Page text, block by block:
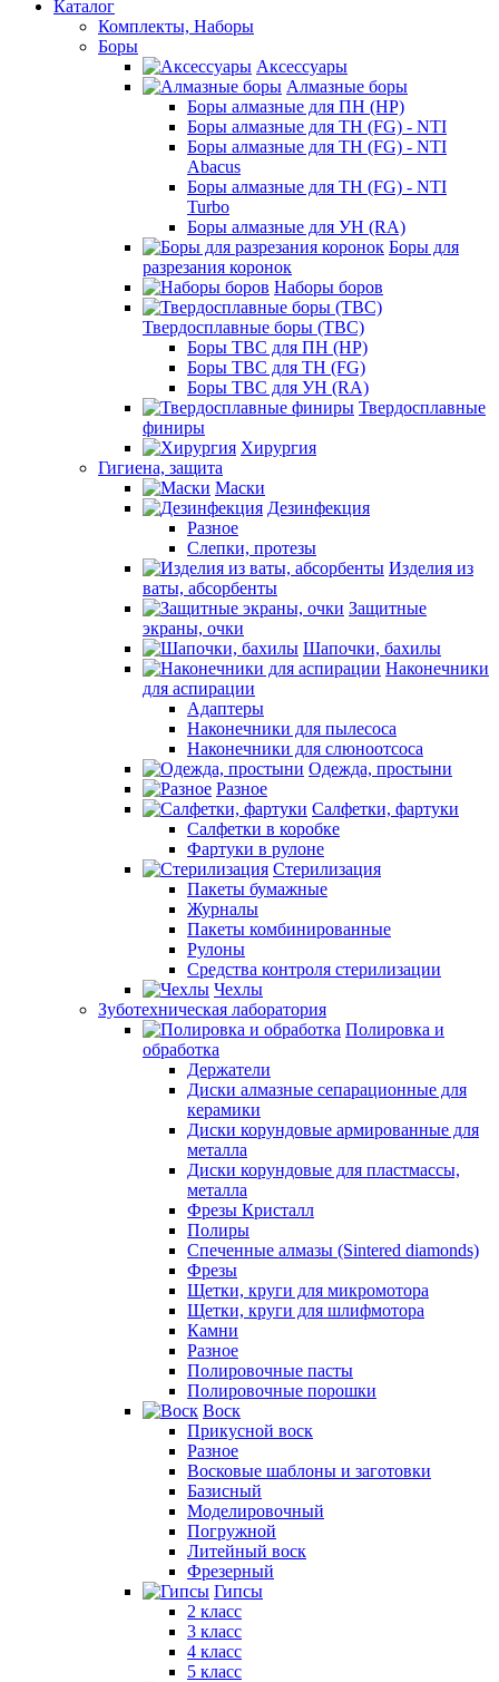
Каталог
Комплекты, Наборы
Боры
Аксессуары
Алмазные боры
Боры алмазные для ПН (HP)
Боры алмазные для ТН (FG) - NTI
Боры алмазные для ТН (FG) - NTI
Abacus
Боры алмазные для ТН (FG) - NTI
Turbo
Боры алмазные для УН (RA)
Боры для
разрезания коронок
Наборы боров
Твердосплавные боры (ТВС)
Боры ТВС для ПН (HP)
Боры ТВС для ТН (FG)
Боры ТВС для УН (RA)
Твердосплавные
финиры
Хирургия
Гигиена, защита
Маски
Дезинфекция
Разное
Слепки, протезы
Изделия из
ваты, абсорбенты
Защитные
экраны, очки
Шапочки, бахилы
Наконечники
для аспирации
Адаптеры
Наконечники для пылесоса
Наконечники для слюноотсоса
Одежда, простыни
Разное
Салфетки, фартуки
Салфетки в коробке
Фартуки в рулоне
Стерилизация
Пакеты бумажные
Журналы
Пакеты комбинированные
Рулоны
Средства контроля стерилизации
Чехлы
Зуботехническая лаборатория
Полировка и
обработка
Держатели
Диски алмазные сепарационные для
керамики
Диски корундовые армированные для
металла
Диски корундовые для пластмассы,
металла
Фрезы Кристалл
Полиры
Спеченные алмазы (Sintered diamonds)
Фрезы
Щетки, круги для микромотора
Щетки, круги для шлифмотора
Камни
Разное
Полировочные пасты
Полировочные порошки
Воск
Прикусной воск
Разное
Восковые шаблоны и заготовки
Базисный
Моделировочный
Погружной
Литейный воск
Фрезерный
Гипсы
2 класс
3 класс
4 класс
5 класс